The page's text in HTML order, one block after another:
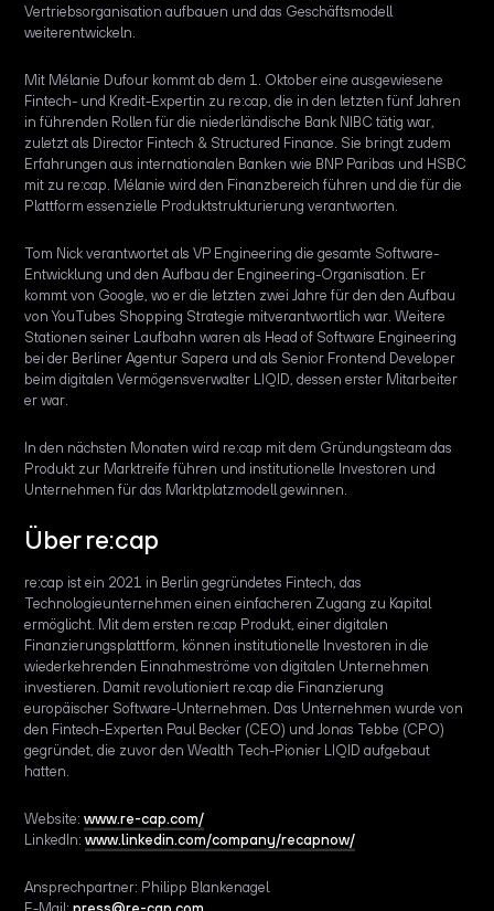
Vertriebsorganisation aufbauen und das Geschäftsmodell
weiterentwickeln.
Mit Mélanie Dufour kommt ab dem 1. Oktober eine ausgewiesene
Fintech- und Kredit-Expertin zu re:cap, die in den letzten fünf Jahren
in führenden Rollen für die niederländische Bank NIBC tätig war,
zuletzt als Director Fintech & Structured Finance. Sie bringt zudem
Erfahrungen aus internationalen Banken wie BNP Paribas und HSBC
mit zu re:cap. Mélanie wird den Finanzbereich führen und die für die
Plattform essenzielle Produktstrukturierung verantworten.
Tom Nick verantwortet als VP Engineering die gesamte Software-
Entwicklung und den Aufbau der Engineering-Organisation. Er
kommt von Google, wo er die letzten zwei Jahre für den den Aufbau
von YouTubes Shopping Strategie mitverantwortlich war. Weitere
Stationen seiner Laufbahn waren als Head of Software Engineering
bei der Berliner Agentur Sapera und als Senior Frontend Developer
beim digitalen Vermögensverwalter LIQID, dessen erster Mitarbeiter
er war.
In den nächsten Monaten wird re:cap mit dem Gründungsteam das
Produkt zur Marktreife führen und institutionelle Investoren und
Unternehmen für das Marktplatzmodell gewinnen.
Über re:cap
re:cap ist ein 2021 in Berlin gegründetes Fintech, das
Technologieunternehmen einen einfacheren Zugang zu Kapital
ermöglicht. Mit dem ersten re:cap Produkt, einer digitalen
Finanzierungsplattform, können institutionelle Investoren in die
wiederkehrenden Einnahmeströme von digitalen Unternehmen
investieren. Damit revolutioniert re:cap die Finanzierung
europäischer Software-Unternehmen. Das Unternehmen wurde von
den Fintech-Experten Paul Becker (CEO) und Jonas Tebbe (CPO)
gegründet, die zuvor den Wealth Tech-Pionier LIQID aufgebaut
hatten.
Website:www.re-cap.com/
LinkedIn:www.linkedin.com/company/recapnow/
Ansprechpartner: Philipp Blankenagel